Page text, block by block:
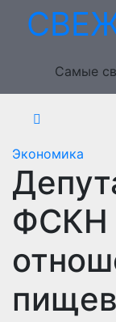
Перейти
Самые
Экономика
ФСКН